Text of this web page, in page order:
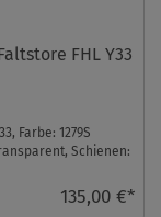
FHL Y33
Farbe: 1279S
Schienen:
135,00 €*